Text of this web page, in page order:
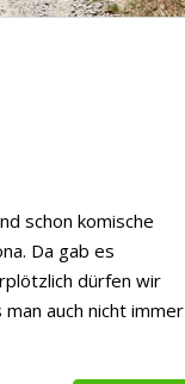
schon komische
Da gab es
dürfen wir
auch nicht immer